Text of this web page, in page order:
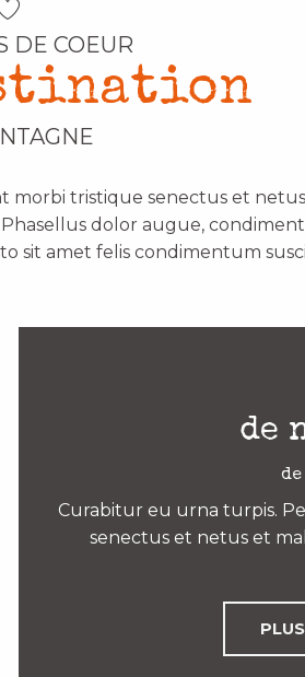
DE COEUR
tristique senectus et
dolor augue,
sit amet felis condimentum
de
de
Curabitur eu urna turpis.
senectus et netus et